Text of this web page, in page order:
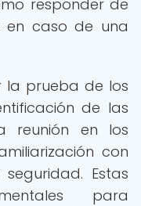
responder de
en caso de una
la prueba de los
de las
reunión en los
con
Estas
para